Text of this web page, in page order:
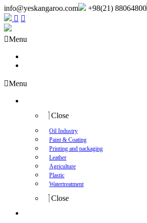
info@yeskangaroo.com +98(21) 88064800
Menu
Menu
Close
Oil Industry
Paint & Coating
Printing and packaging
Leather
Agriculture
Plastic
Watertreatment
Close